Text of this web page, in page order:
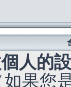
人的
果您